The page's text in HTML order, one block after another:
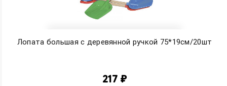
Лопата большая с деревянной ручкой 75*19см/20шт
217 ₽